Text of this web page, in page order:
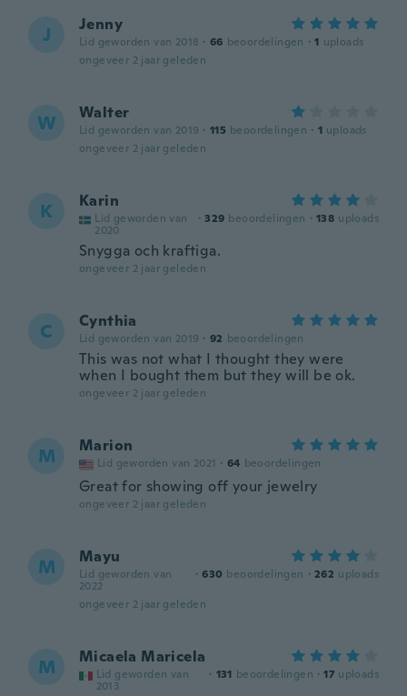
J Jenny
Lid geworden van 2018 · 66 beoordelingen · 1 uploads
ongeveer 2 jaar geleden
W Walter
Lid geworden van 2019 · 115 beoordelingen · 1 uploads
ongeveer 2 jaar geleden
K Karin
Lid geworden van
2020
· 329 beoordelingen · 138 uploads
Snygga och kraftiga.
ongeveer 2 jaar geleden
C Cynthia
Lid geworden van 2019 · 92 beoordelingen
This was not what I thought they were
when I bought them but they will be ok.
ongeveer 2 jaar geleden
M Marion
Lid geworden van 2021 · 64 beoordelingen
Great for showing off your jewelry
ongeveer 2 jaar geleden
M Mayu
Lid geworden van
2022
· 630 beoordelingen · 262 uploads
ongeveer 2 jaar geleden
M Micaela Maricela
Lid geworden van
2013
· 131 beoordelingen · 17 uploads